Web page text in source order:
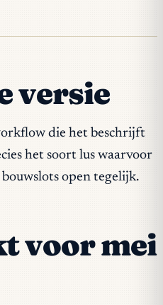
versie
die het beschrijft
het soort lus waarvoor
bouwslots open tegelijk.
voor mei